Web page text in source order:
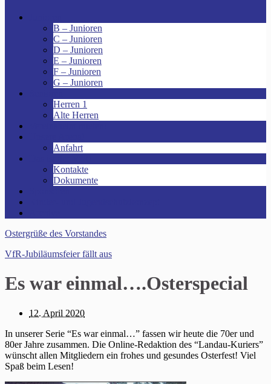
B – Junioren
C – Junioren
D – Junioren
E – Junioren
F – Junioren
G – Junioren
Herren 1
Alte Herren
Anfahrt
Kontakte
Dokumente
Ostergrüße des Vorstandes
VfR-Jubiläumsfeier fällt aus
Es war einmal….Osterspecial
12. April 2020
In unserer Serie “Es war einmal…” fassen wir heute die 70er und
80er Jahre zusammen. Die Online-Redaktion des “Landau-Kuriers”
wünscht allen Mitgliedern ein frohes und gesundes Osterfest! Viel
Spaß beim Lesen!